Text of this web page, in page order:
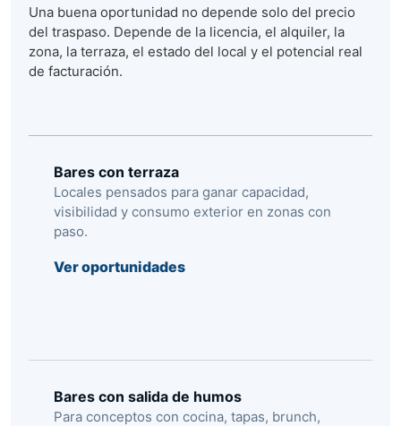
Una buena oportunidad no depende solo del precio
del traspaso. Depende de la licencia, el alquiler, la
zona, la terraza, el estado del local y el potencial real
de facturación.
Bares con terraza
Locales pensados para ganar capacidad,
visibilidad y consumo exterior en zonas con
paso.
Ver oportunidades
Bares con salida de humos
Para conceptos con cocina, tapas, brunch,